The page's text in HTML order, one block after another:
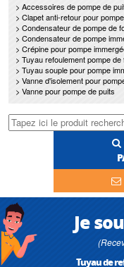
> Accessoires de pompe de
> Clapet anti-retour pour
> Condensateur de pompe de
> Condensateur de pompe
> Crépine pour pompe
> Tuyau refoulement pompe de
> Tuyau souple pour pompe
> Vanne d'isolement pour
> Vanne pour pompe de puits
Je
Tuyau de